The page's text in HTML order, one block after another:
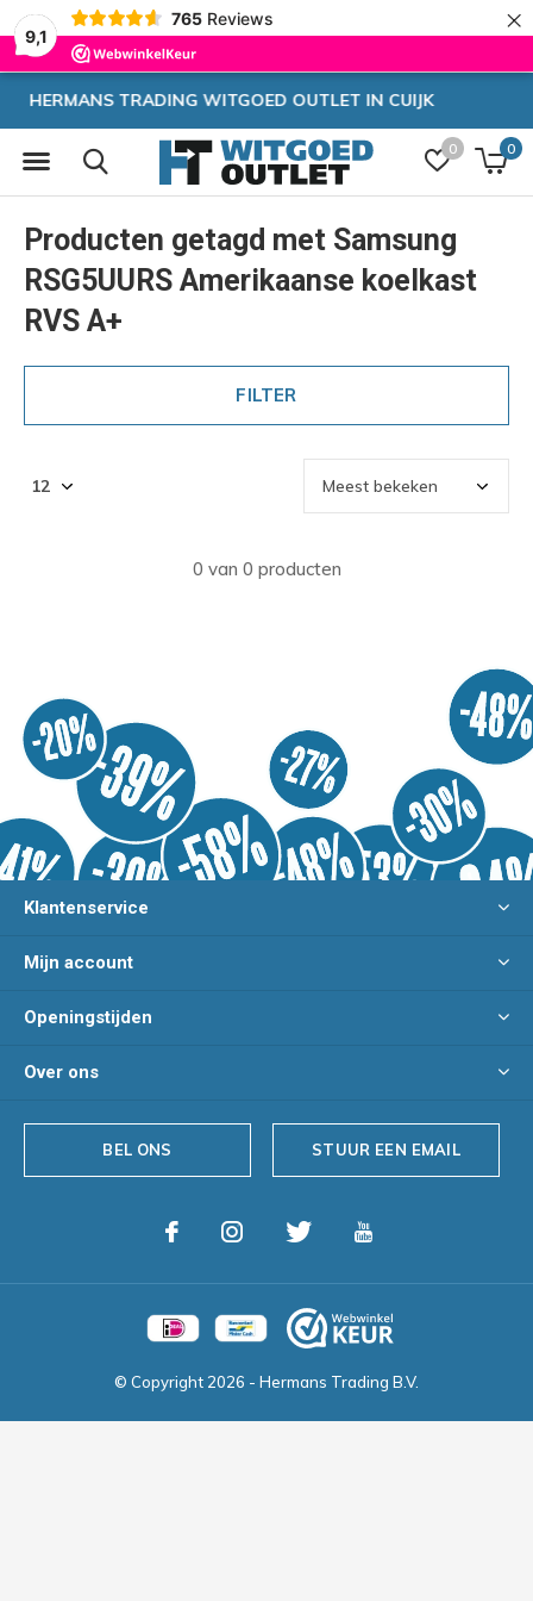
9,1
765 Reviews ×
0 0
Zeer hoge korting
Producten getagd met Samsung
RSG5UURS Amerikaanse koelkast
RVS A+
FILTER
0 van 0 producten
Klantenservice
Mijn account
Openingstijden
Over ons
BEL ONS STUUR EEN EMAIL
© Copyright 2026 - Hermans Trading B.V.